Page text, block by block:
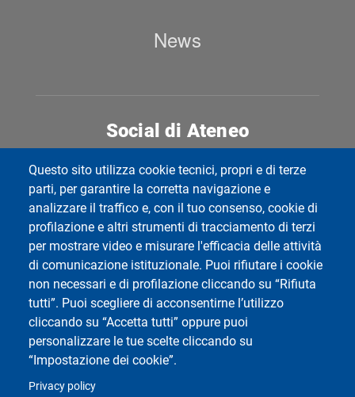
Questo sito utilizza cookie tecnici, propri e di terze
parti, per garantire la corretta navigazione e
analizzare il traffico e, con il tuo consenso, cookie di
profilazione e altri strumenti di tracciamento di terzi
per mostrare video e misurare l'efficacia delle attività
di comunicazione istituzionale. Puoi rifiutare i cookie
non necessari e di profilazione cliccando su “Rifiuta
tutti”. Puoi scegliere di acconsentirne l’utilizzo
cliccando su “Accetta tutti” oppure puoi
personalizzare le tue scelte cliccando su
“Impostazione dei cookie”.
Privacy policy
News
Dipartimento di Studi Umanistici
Università di Pavia
Piazza del Lino, 2 - 27100 Pavia - Italy
Social di Ateneo